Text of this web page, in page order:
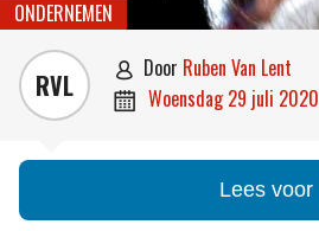
ONDERNEMEN
RVL  door Ruben Van Lent
 woensdag 29 juli 2020
Lees voor